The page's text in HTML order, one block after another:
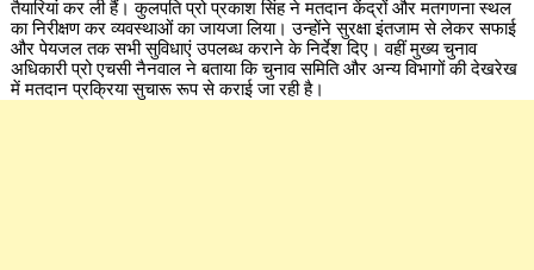
तैयारियां कर ली हैं। कुलपति प्रो प्रकाश सिंह ने मतदान केंद्रों और मतगणना स्थल
का निरीक्षण कर व्यवस्थाओं का जायजा लिया। उन्होंने सुरक्षा इंतजाम से लेकर सफाई
और पेयजल तक सभी सुविधाएं उपलब्ध कराने के निर्देश दिए। वहीं मुख्य चुनाव
अधिकारी प्रो एचसी नैनवाल ने बताया कि चुनाव समिति और अन्य विभागों की देखरेख
में मतदान प्रक्रिया सुचारू रूप से कराई जा रही है।